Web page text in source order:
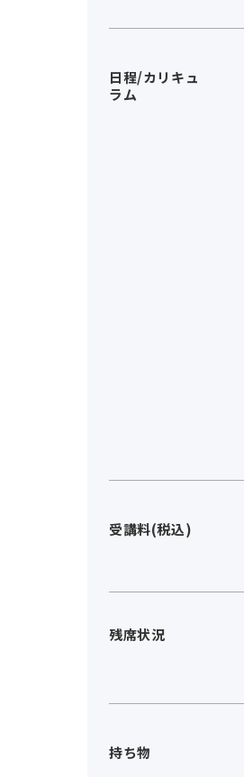
日程/カリキュ
ラム
受講料(税込)
残席状況
持ち物